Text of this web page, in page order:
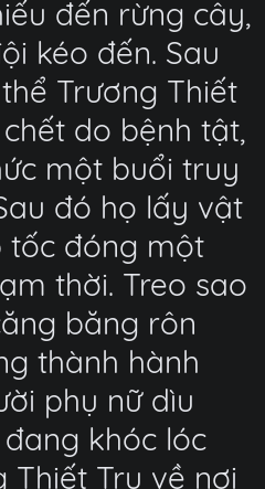
đến rừng cây,
kéo đến. Sau
Trương Thiết
do bệnh tật,
một buổi truy
đó họ lấy vật
tốc đóng một
thời. Treo sao
băng rôn
thành hành
phụ nữ dìu
khóc lóc
Thiết Trụ về nơi